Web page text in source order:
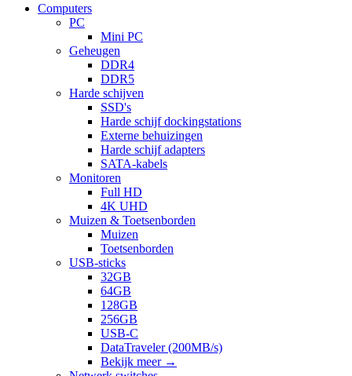
Computers
PC
Mini PC
Geheugen
DDR4
DDR5
Harde schijven
SSD's
Harde schijf dockingstations
Externe behuizingen
Harde schijf adapters
SATA-kabels
Monitoren
Full HD
4K UHD
Muizen & Toetsenborden
Muizen
Toetsenborden
USB-sticks
32GB
64GB
128GB
256GB
USB-C
DataTraveler (200MB/s)
Bekijk meer →